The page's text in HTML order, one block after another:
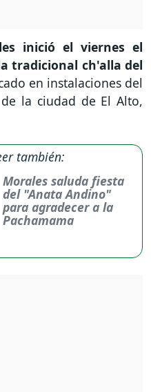
inició el viernes el
tradicional ch'alla del
en instalaciones del
la ciudad de El Alto,
también:
Morales saluda fiesta
del "Anata Andino"
para agradecer a la
Pachamama